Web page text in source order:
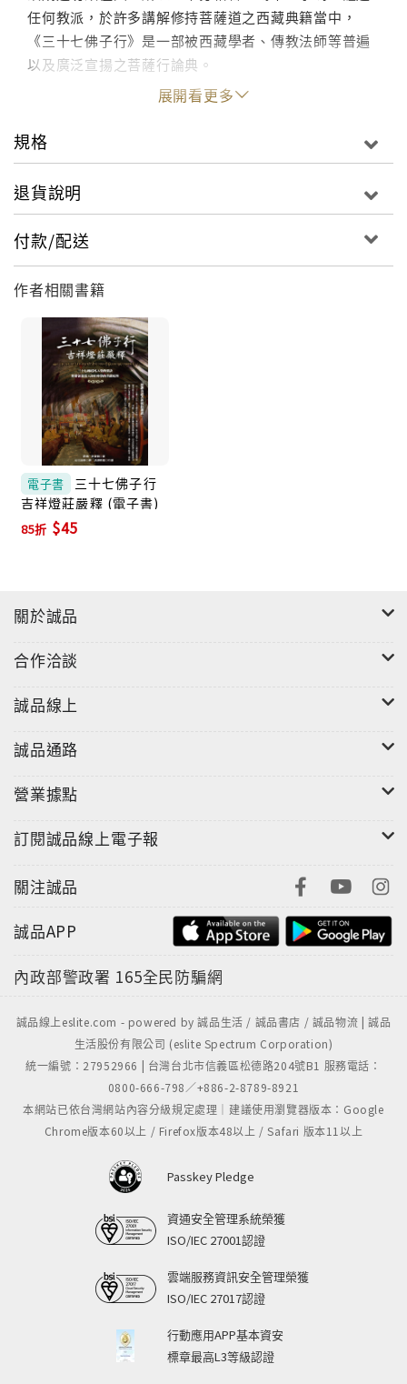
任何教派，於許多講解修持菩薩道之西藏典籍當中，
《三十七佛子行》是一部被西藏學者、傳教法師等普遍
以及廣泛宣揚之菩薩行論典。
展開看更多
規格
退貨說明
付款/配送
作者相關書籍
電子書
三十七佛子行
吉祥燈莊嚴釋 (電子書)
85折 $45
關於誠品
合作洽談
誠品線上
誠品通路
營業據點
訂閱誠品線上電子報
關注誠品
誠品APP
內政部警政署 165全民防騙網
誠品線上eslite.com - powered by 誠品生活 / 誠品書店 / 誠品物流 | 誠品
生活股份有限公司 (eslite Spectrum Corporation)
統一編號：27952966 | 台灣台北市信義區松德路204號B1 服務電話：
0800-666-798／+886-2-8789-8921
本網站已依台灣網站內容分級規定處理｜建議使用瀏覽器版本：Google
Chrome版本60以上 / Firefox版本48以上 / Safari 版本11以上
Passkey Pledge
資通安全管理系統榮獲
ISO/IEC 27001認證
雲端服務資訊安全管理榮獲
ISO/IEC 27017認證
行動應用APP基本資安
標章最高L3等級認證